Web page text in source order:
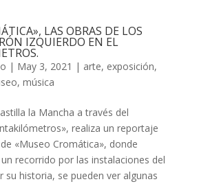
LAS OBRAS DE LOS
IZQUIERDO EN EL
| May 3, 2021 | arte, exposición,
, música
la Mancha a través del
realiza un reportaje
«Museo Cromática», donde
recorrido por las instalaciones del
su historia, se pueden ver algunas